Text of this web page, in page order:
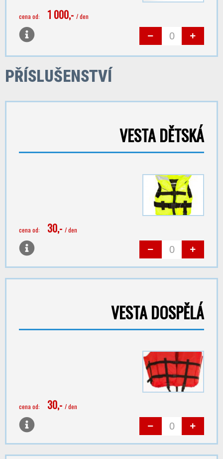
cena od: 1 000,- / den
PŘÍSLUŠENSTVÍ
VESTA DĚTSKÁ
cena od: 30,- / den
VESTA DOSPĚLÁ
cena od: 30,- / den